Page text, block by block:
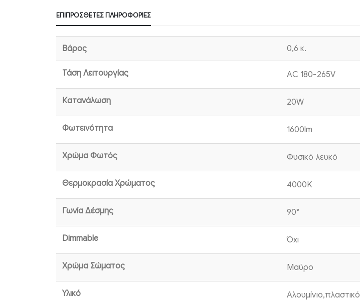
ΕΠΙΠΡΌΣΘΕΤΕΣ ΠΛΗΡΟΦΟΡΊΕΣ
Βάρος 0,6 κ.
Τάση Λειτουργίας AC 180-265V
Κατανάλωση 20W
Φωτεινότητα 1600lm
Χρώμα Φωτός Φυσικό λευκό
Θερμοκρασία Χρώματος 4000K
Γωνία Δέσμης 90°
Dimmable Όχι
Χρώμα Σώματος Μαύρο
Υλικό Αλουμίνιο,πλαστικό